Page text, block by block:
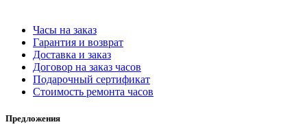
Часы на заказ
Гарантия и возврат
Доставка и заказ
Договор на заказ часов
Подарочный сертификат
Стоимость ремонта часов
Предложения